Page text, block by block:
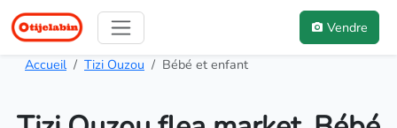
Vendre
Accueil Tizi Ouzou Bébé et enfant